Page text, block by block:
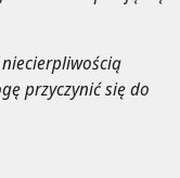
przyczynić się do